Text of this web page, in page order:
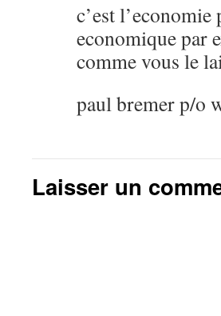
c’est
economique par
comme vous le
paul bremer p/o
Laisser un